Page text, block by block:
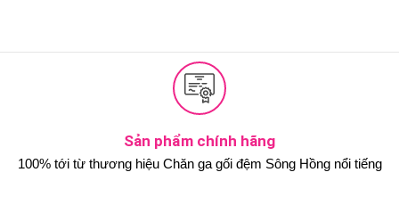
Sản phẩm chính hãng
100% tới từ thương hiệu Chăn ga gối đệm Sông Hồng nổi tiếng